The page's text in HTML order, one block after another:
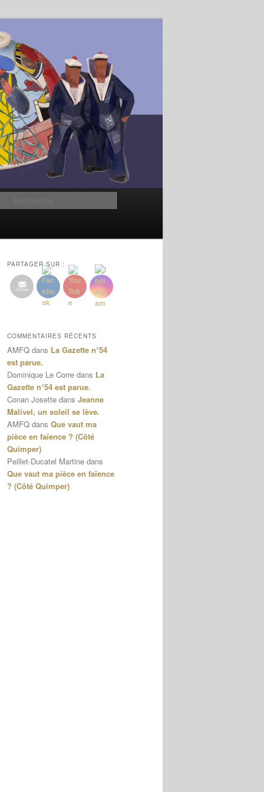
PARTAGER SUR :
COMMENTAIRES RÉCENTS
AMFQ dans La Gazette n°54
est parue.
Dominique Le Corre dans La
Gazette n°54 est parue.
Conan Josette dans Jeanne
Malivel, un soleil se lève.
AMFQ dans Que vaut ma
pièce en faïence ? (Côté
Quimper)
Peillet-Ducatel Martine dans
Que vaut ma pièce en faïence
? (Côté Quimper)